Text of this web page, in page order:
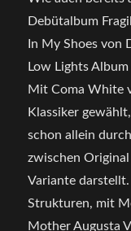
Debütalbum
In My Shoes von
Low Lights
Mit Coma White
Klassiker
schon allein
zwischen
Variante
Strukturen, mit
Mother Augusta